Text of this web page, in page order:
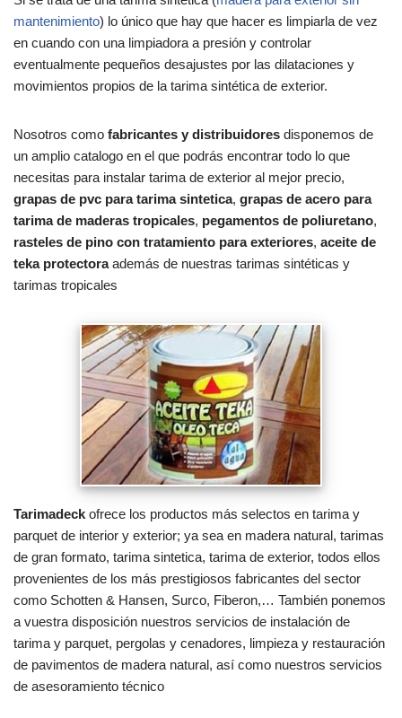
mantenimiento) lo único que hay que hacer es limpiarla de vez
en cuando con una limpiadora a presión y controlar
eventualmente pequeños desajustes por las dilataciones y
movimientos propios de la tarima sintética de exterior.
Nosotros como fabricantes y distribuidores disponemos de
un amplio catalogo en el que podrás encontrar todo lo que
necesitas para instalar tarima de exterior al mejor precio,
grapas de pvc para tarima sintetica, grapas de acero para
tarima de maderas tropicales, pegamentos de poliuretano,
rasteles de pino con tratamiento para exteriores, aceite de
teka protectoraademás de nuestras tarimas sintéticas y
tarimas tropicales
Tarimadeck ofrece los productos más selectos en tarima y
parquet de interior y exterior; ya sea en madera natural, tarimas
de gran formato, tarima sintetica, tarima de exterior, todos ellos
provenientes de los más prestigiosos fabricantes del sector
como Schotten & Hansen, Surco, Fiberon,… También ponemos
a vuestra disposición nuestros servicios de instalación de
tarima y parquet, pergolas y cenadores, limpieza y restauración
de pavimentos de madera natural, así como nuestros servicios
de asesoramiento técnico